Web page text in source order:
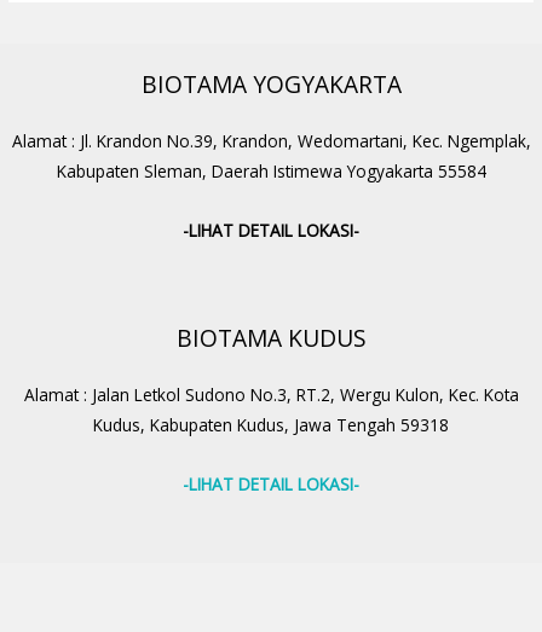
BIOTAMA YOGYAKARTA
Alamat : Jl. Krandon No.39, Krandon, Wedomartani, Kec. Ngemplak,
Kabupaten Sleman, Daerah Istimewa Yogyakarta 55584
-LIHAT DETAIL LOKASI-
BIOTAMA KUDUS
Alamat : Jalan Letkol Sudono No.3, RT.2, Wergu Kulon, Kec. Kota
Kudus, Kabupaten Kudus, Jawa Tengah 59318
-LIHAT DETAIL LOKASI-